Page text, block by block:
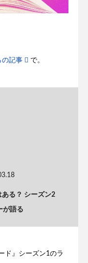
の記事 で。
ある？ シーズン2
が語る
ド』シーズン1のラ